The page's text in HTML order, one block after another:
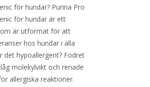
för hundar? Purina Pro
för hundar är ett
är utformat för att
hos hundar i alla
det hypoallergent? Fodret
molekylvikt och renade
allergiska reaktioner.